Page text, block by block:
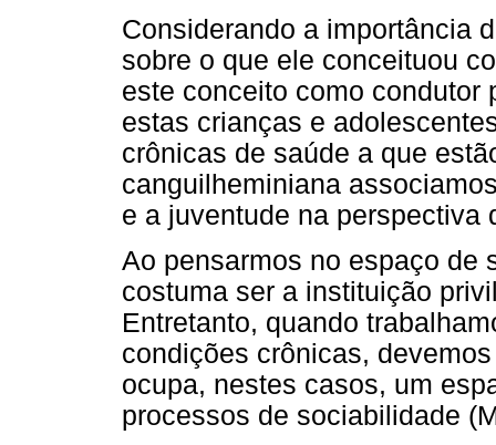
Considerando a importância
sobre o que ele conceituou
este conceito como condutor
estas crianças e
crônicas de saúde a que
canguilheminiana
e a juventude na perspectiva
Ao pensarmos no espaço de
costuma ser a instituição
Entretanto, quando
condições crônicas,
ocupa, nestes casos, um
processos de sociabilidade